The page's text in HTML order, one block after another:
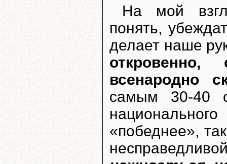
На мой
понять,
делает наше
всенародно
самым 30-40
«победнее»,